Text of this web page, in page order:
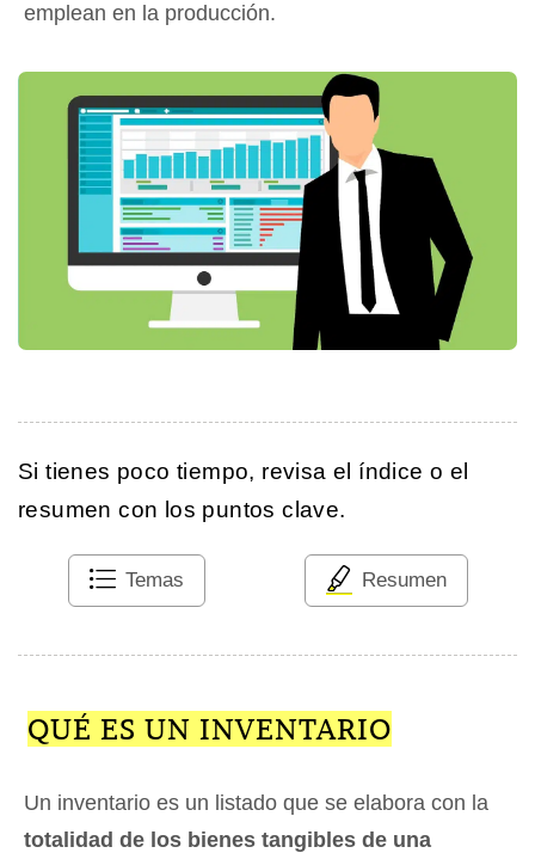
emplean en la producción.
Si tienes poco tiempo, revisa el índice o el
resumen con los puntos clave.
Temas Resumen
QUÉ ES UN INVENTARIO
Un inventario es un listado que se elabora con la
totalidad de los bienes tangibles de una